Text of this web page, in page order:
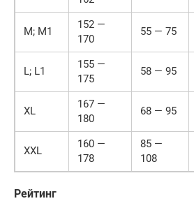
M; M1
152 —
170
55 — 75
L; L1
155 —
175
58 — 95
XL
167 —
180
68 — 95
XXL
160 —
178
85 —
108
Рейтинг